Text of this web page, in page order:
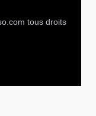
tous droits